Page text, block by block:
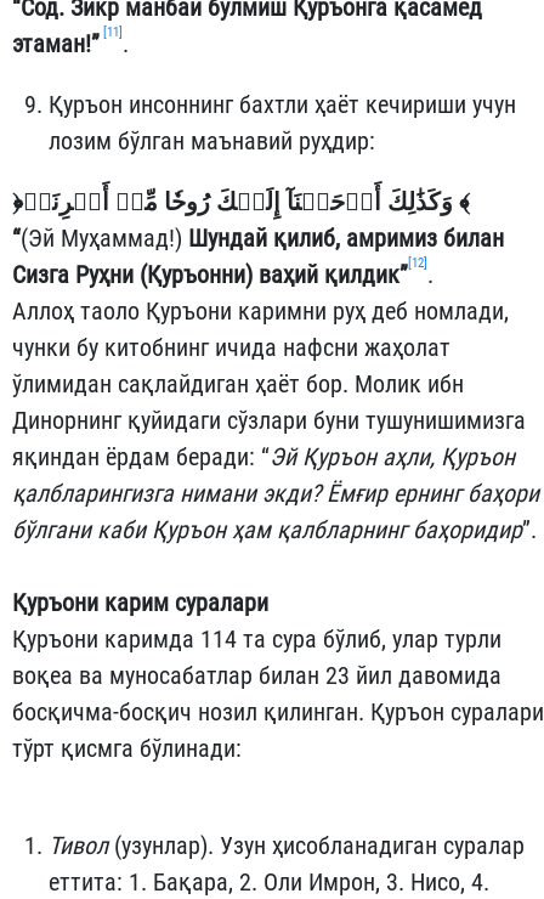
“Сод. Зикр манбаи бўлмиш Қуръонга қасамёд
этаман!” [11] .
Қуръон инсоннинг бахтли ҳаёт кечириши учун
лозим бўлган маънавий руҳдир:
﴿
﴾
“(Эй Муҳаммад!) Шундай қилиб, амримиз билан
Сизга Руҳни (Қуръонни) ваҳий қилдик”[12] .
Аллоҳ таоло Қуръони каримни руҳ деб номлади,
чунки бу китобнинг ичида нафсни жаҳолат
ўлимидан сақлайдиган ҳаёт бор. Молик ибн
Динорнинг қуйидаги сўзлари буни тушунишимизга
яқиндан ёрдам беради: “Эй Қуръон аҳли, Қуръон
қалбларингизга нимани экди? Ёмғир ернинг баҳори
бўлгани каби Қуръон ҳам қалбларнинг баҳоридир”.
Қуръони карим суралари
Қуръони каримда 114 та сура бўлиб, улар турли
воқеа ва муносабатлар билан 23 йил давомида
босқичма-босқич нозил қилинган. Қуръон суралари
тўрт қисмга бўлинади:
Тивол(узунлар). Узун ҳисобланадиган суралар
еттита: 1. Бақара, 2. Оли Имрон, 3. Нисо, 4.